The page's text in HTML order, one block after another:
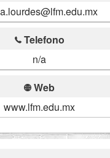
Telefono
n/a
Web
www.lfm.edu.mx